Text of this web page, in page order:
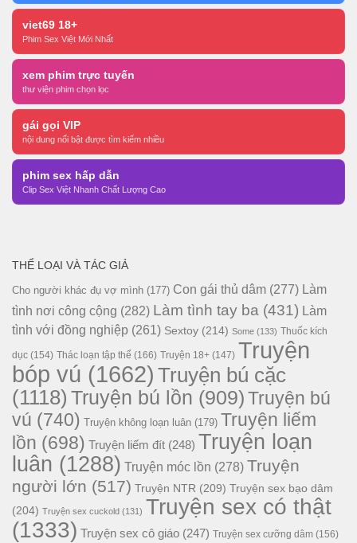
viet69 18+
Phim Sex Việt Mới Nhất
xem phim trực tuyến
thư viện phim chọn lọc
gái gọi VIP
nội dung nổi bật được tìm kiếm nhiều
phim sex hấp dẫn
Clip Sex Việt Nhanh Chất Lượng Cao
THỂ LOẠI VÀ TÁC GIẢ
Cho người khác đụ vợ mình (177) Con gái thủ dâm (277) Làm
tình nơi công cộng (282) Làm tình tay ba (431) Làm
tình với đồng nghiệp (261) Sextoy (214) Some (133) Thuốc kích
dục (154) Thác loạn tập thể (166) Truyện 18+ (147) Truyện
bóp vú (1662) Truyện bú cặc
(1118) Truyện bú lồn (909)Truyện bú
vú (740) Truyện không loạn luân (179) Truyện liếm
lồn (698) Truyện liếm đít (248) Truyện loạn
luân (1288) Truyện móc lồn (278) Truyện
người lớn (517) Truyện NTR (209) Truyện sex bạo dâm
(204) Truyện sex cuckold (131) Truyện sex có thật
(1333) Truyện sex cô giáo (247) Truyện sex cưỡng dâm (156)